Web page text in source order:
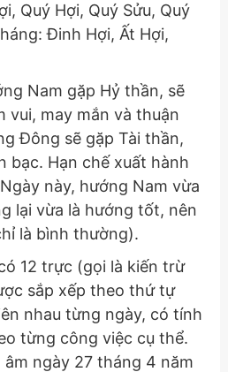
Quý Hợi, Quý Sửu, Quý
Đinh Hợi, Ất Hợi,
Nam gặp Hỷ thần, sẽ
vui, may mắn và thuận
Đông sẽ gặp Tài thần,
bạc. Hạn chế xuất hành
này, hướng Nam vừa
lại vừa là hướng tốt, nên
là bình thường).
12 trực (gọi là kiến trừ
sắp xếp theo thứ tự
nhau từng ngày, có tính
từng công việc cụ thể.
ngày 27 tháng 4 năm